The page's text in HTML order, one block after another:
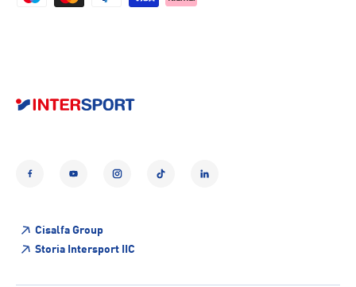
YouTubeInstagramTikTok LinkedIn
Cisalfa Group
Storia Intersport IIC